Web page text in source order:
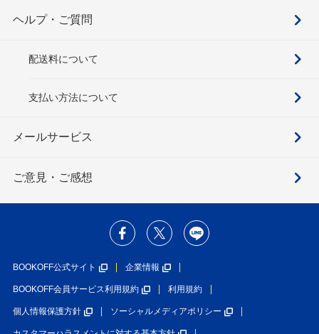
ヘルプ・ご質問
配送料について
支払い方法について
メールサービス
ご意見・ご感想
BOOKOFF公式サイト 企業情報
BOOKOFF会員サービス利用規約 利用規約
個人情報保護方針 ソーシャルメディアポリシー